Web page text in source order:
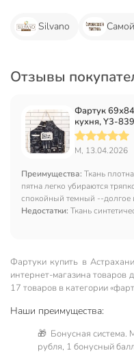
Silvano
Отзывы
Фартук
кухня, Y3-839
М, 13.04.2026
Преимущества: Ткань
пятна легко убираются
спокойный темный --долгое
Подходит обоим полам.
Недостатки: Ткань
Фартуки купить в
интернет-магазина товаров
17 товаров в категории
Наши преимущества:
🎁 Бонусная система.
рубля, 1 бонусный